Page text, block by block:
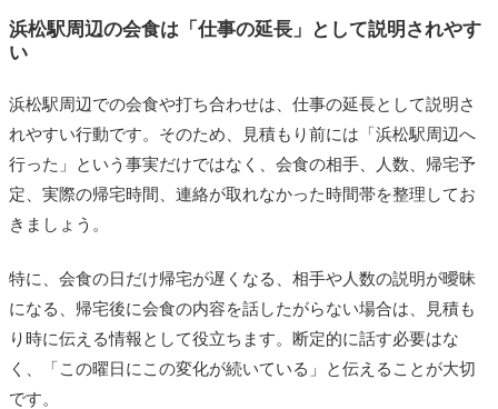
浜松駅周辺の会食は「仕事の延長」として説明されやす
い
浜松駅周辺での会食や打ち合わせは、仕事の延長として説明さ
れやすい行動です。そのため、見積もり前には「浜松駅周辺へ
行った」という事実だけではなく、会食の相手、人数、帰宅予
定、実際の帰宅時間、連絡が取れなかった時間帯を整理してお
きましょう。
特に、会食の日だけ帰宅が遅くなる、相手や人数の説明が曖昧
になる、帰宅後に会食の内容を話したがらない場合は、見積も
り時に伝える情報として役立ちます。断定的に話す必要はな
く、「この曜日にこの変化が続いている」と伝えることが大切
です。